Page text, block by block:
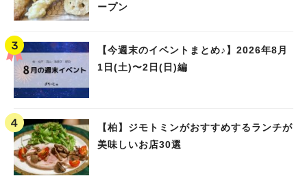
ープン
【今週末のイベントまとめ♪】2026年8月
1日(土)〜2日(日)編
【柏】ジモトミンがおすすめするランチが
美味しいお店30選